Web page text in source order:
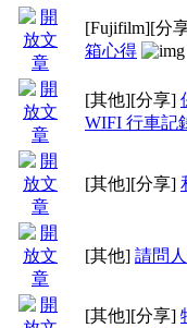
[Fujifilm][分
箱心得
[其他][分享]
WIFI 行車記
[其他][分享]
[其他] 請問
[其他][分享]